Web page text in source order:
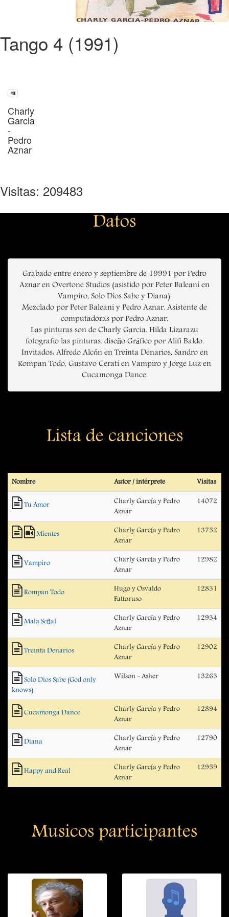
Tango 4 (1991)
Charly
Garcia
-
Pedro
Aznar
Visitas: 209483
Datos
Grabado entre enero y septiembre de 19991 por Pedro
Aznar en Overtone Studios (asistido por Peter Baleani en
Vampiro, Solo Dios Sabe y Diana).
Mezclado por Peter Baleani y Pedro Aznar. Asistente de
computadoras por Pedro Aznar.
Las pinturas son de Charly Garcia. Hilda Lizarazu
fotografio las pinturas. diseño Gráfico por Alifi Baldo.
Invitados: Alfredo Alcón en Treinta Denarios, Sandro en
Rompan Todo, Gustavo Cerati en Vampiro y Jorge Luz en
Cucamonga Dance.
Lista de canciones
Nombre Autor / intérprete Visitas
Tu Amor
Charly García y Pedro
Aznar
14072
Mientes
Charly García y Pedro
Aznar
13752
Vampiro
Charly García y Pedro
Aznar
12982
Rompan Todo
Hugo y Osvaldo
Fattoruso
12831
Mala Señal
Charly García y Pedro
Aznar
12934
Treinta Denarios
Charly García y Pedro
Aznar
12902
Solo Dios Sabe (God only
knows)
Wilson - Asher 13263
Cucamonga Dance
Charly García y Pedro
Aznar
12894
Diana
Charly García y Pedro
Aznar
12790
Happy and Real
Charly García y Pedro
Aznar
12959
Musicos participantes